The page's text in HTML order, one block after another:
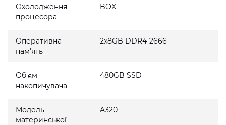
Охолодження
процесора
BOX
Оперативна
пам'ять
2x8GB DDR4-2666
Об'єм
накопичувача
480GB SSD
Модель
материнської
A320